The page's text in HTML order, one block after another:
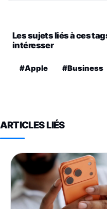
Les sujets liés à ces
intéresser
#Apple #Business
ARTICLES LIÉS